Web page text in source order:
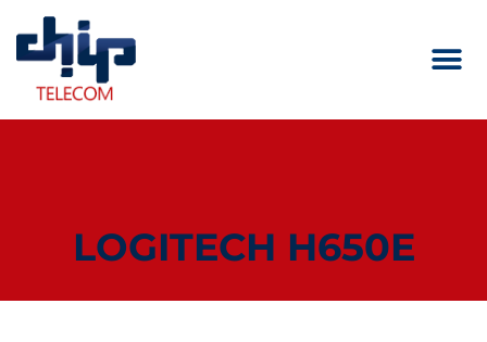
LOGITECH H650E